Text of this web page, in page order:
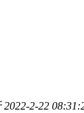
2022-2-22